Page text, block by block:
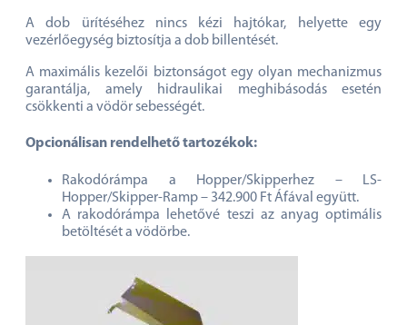
A dob ürítéséhez nincs kézi hajtókar, helyette egy
vezérlőegység biztosítja a dob billentését.
A maximális kezelői biztonságot egy olyan mechanizmus
garantálja, amely hidraulikai meghibásodás esetén
csökkenti a vödör sebességét.
Opcionálisan rendelhető tartozékok:
Rakodórámpa a Hopper/Skipperhez – LS-
Hopper/Skipper-Ramp – 342.900 Ft Áfával együtt.
A rakodórámpa lehetővé teszi az anyag optimális
betöltését a vödörbe.